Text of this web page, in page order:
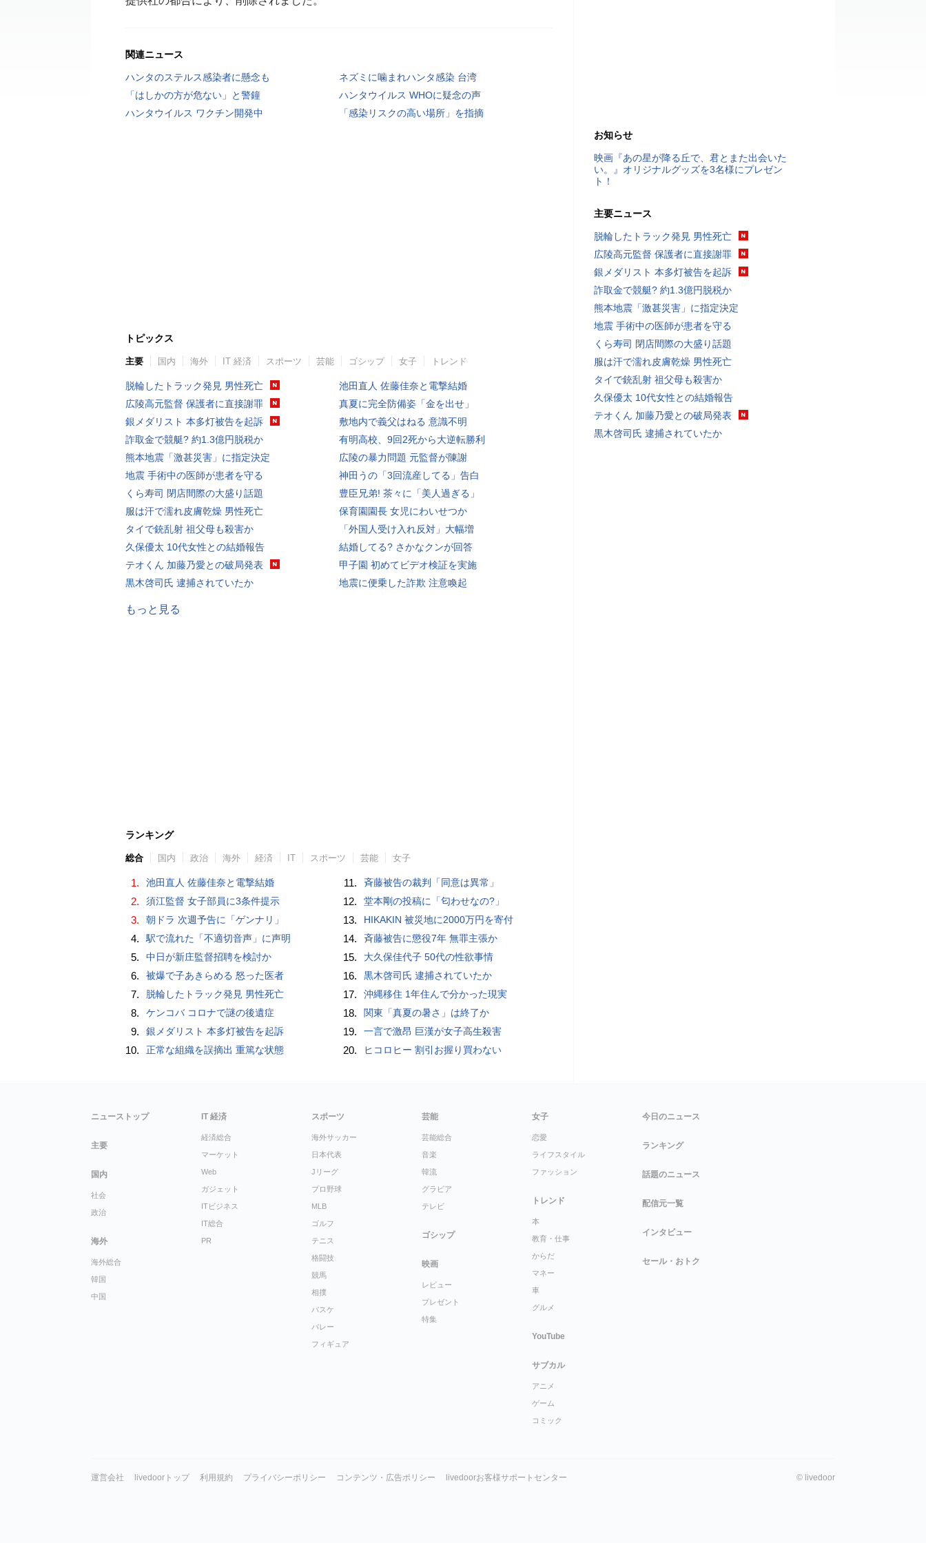
関連ニュース
ハンタのステルス感染者に懸念も
ネズミに噛まれハンタ感染 台湾
「はしかの方が危ない」と警鐘
ハンタウイルス WHOに疑念の声
ハンタウイルス ワクチン開発中
「感染リスクの高い場所」を指摘
トピックス
主要 国内 海外 IT 経済 スポーツ 芸能 ゴシップ 女子 トレンド
脱輪したトラック発見 男性死亡
広陵高元監督 保護者に直接謝罪
銀メダリスト 本多灯被告を起訴
詐取金で競艇? 約1.3億円脱税か
熊本地震「激甚災害」に指定決定
地震 手術中の医師が患者を守る
くら寿司 閉店間際の大盛り話題
服は汗で濡れ皮膚乾燥 男性死亡
タイで銃乱射 祖父母も殺害か
久保優太 10代女性との結婚報告
テオくん 加藤乃愛との破局発表
黒木啓司氏 逮捕されていたか
池田直人 佐藤佳奈と電撃結婚
真夏に完全防備姿「金を出せ」
敷地内で義父はねる 意識不明
有明高校、9回2死から大逆転勝利
広陵の暴力問題 元監督が陳謝
神田うの「3回流産してる」告白
豊臣兄弟! 茶々に「美人過ぎる」
保育園園長 女児にわいせつか
「外国人受け入れ反対」大幅増
結婚してる? さかなクンが回答
甲子園 初めてビデオ検証を実施
地震に便乗した詐欺 注意喚起
もっと見る
ランキング
総合 国内 政治 海外 経済 IT スポーツ 芸能 女子
1. 池田直人 佐藤佳奈と電撃結婚
2. 須江監督 女子部員に3条件提示
3. 朝ドラ 次週予告に「ゲンナリ」
4. 駅で流れた「不適切音声」に声明
5. 中日が新庄監督招聘を検討か
6. 被爆で子あきらめる 怒った医者
7. 脱輪したトラック発見 男性死亡
8. ケンコバ コロナで謎の後遺症
9. 銀メダリスト 本多灯被告を起訴
10. 正常な組織を誤摘出 重篤な状態
11. 斉藤被告の裁判「同意は異常」
12. 堂本剛の投稿に「匂わせなの?」
13. HIKAKIN 被災地に2000万円を寄付
14. 斉藤被告に懲役7年 無罪主張か
15. 大久保佳代子 50代の性欲事情
16. 黒木啓司氏 逮捕されていたか
17. 沖縄移住 1年住んで分かった現実
18. 関東「真夏の暑さ」は終了か
19. 一言で激昂 巨漢が女子高生殺害
20. ヒコロヒー 割引お握り買わない
お知らせ
映画『あの星が降る丘で、君とまた出会いた
い。』オリジナルグッズを3名様にプレゼン
ト！
主要ニュース
脱輪したトラック発見 男性死亡
広陵高元監督 保護者に直接謝罪
銀メダリスト 本多灯被告を起訴
詐取金で競艇? 約1.3億円脱税か
熊本地震「激甚災害」に指定決定
地震 手術中の医師が患者を守る
くら寿司 閉店間際の大盛り話題
服は汗で濡れ皮膚乾燥 男性死亡
タイで銃乱射 祖父母も殺害か
久保優太 10代女性との結婚報告
テオくん 加藤乃愛との破局発表
黒木啓司氏 逮捕されていたか
ニューストップ
主要
国内
社会
政治
海外
海外総合
韓国
中国
IT 経済
経済総合
マーケット
Web
ガジェット
ITビジネス
IT総合
PR
スポーツ
海外サッカー
日本代表
Jリーグ
プロ野球
MLB
ゴルフ
テニス
格闘技
競馬
相撲
バスケ
バレー
フィギュア
芸能
芸能総合
音楽
韓流
グラビア
テレビ
ゴシップ
映画
レビュー
プレゼント
特集
女子
恋愛
ライフスタイル
ファッション
トレンド
本
教育・仕事
からだ
マネー
車
グルメ
YouTube
サブカル
アニメ
ゲーム
コミック
今日のニュース
ランキング
話題のニュース
配信元一覧
インタビュー
セール・おトク
運営会社 livedoorトップ 利用規約 プライバシーポリシー コンテンツ・広告ポリシー livedoorお客様サポートセンター © livedoor